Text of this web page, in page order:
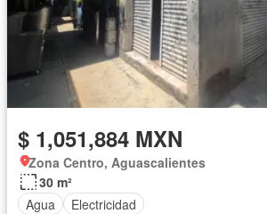
$ 1,051,884 MXN
Zona Centro, Aguascalientes
30 m²
Agua
Electricidad